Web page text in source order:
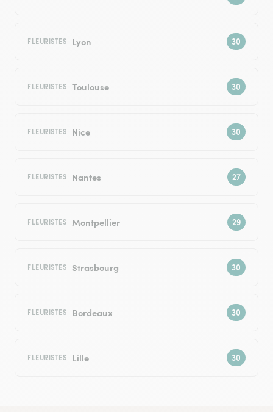
FLEURISTES Lyon
FLEURISTES Toulouse
FLEURISTES Nice
FLEURISTES Nantes
FLEURISTES Montpellier
FLEURISTES Strasbourg
FLEURISTES Bordeaux
FLEURISTES Lille